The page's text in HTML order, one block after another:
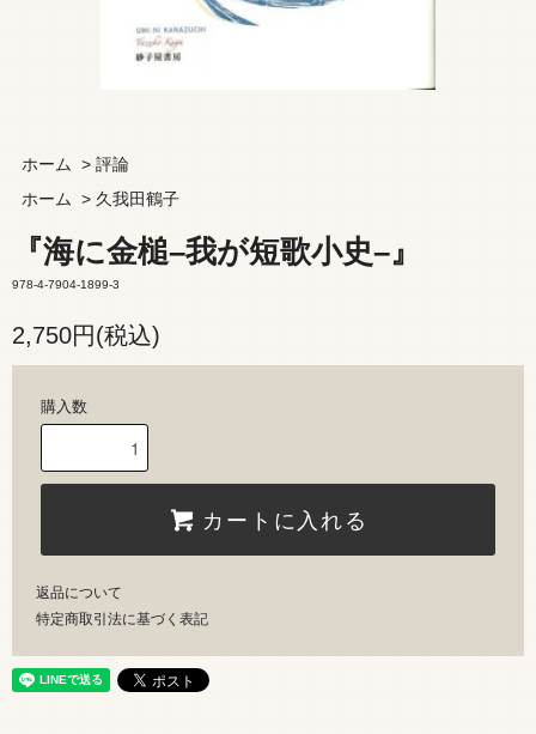
ホーム > 評論
ホーム
> 久我田鶴子
『海に金槌–我が短歌小史–』
978-4-7904-1899-3
2,750円(税込)
購入数
カートに入れる
返品について
特定商取引法に基づく表記